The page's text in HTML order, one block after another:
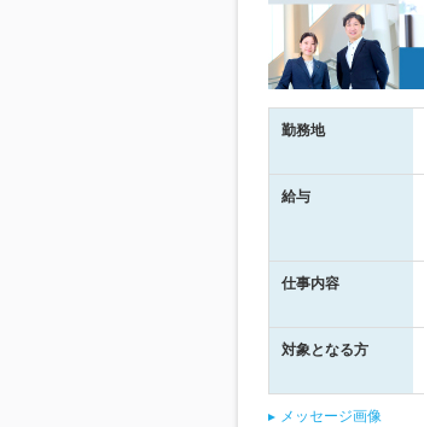
勤務地
給与
仕事内容
対象となる方
メッセージ画像